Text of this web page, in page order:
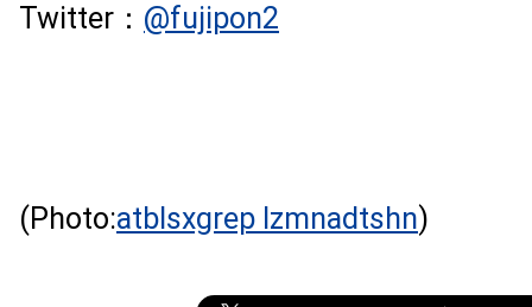
Twitter： @fujipon2
(Photo:atblsxgrep lzmnadtshn)